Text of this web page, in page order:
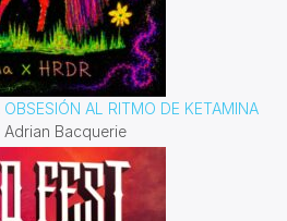
AL RITMO DE KETAMINA
Adrian Bacquerie